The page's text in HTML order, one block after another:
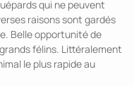
qui ne peuvent
raisons sont gardés
Belle opportunité de
félins. Littéralement
le plus rapide au